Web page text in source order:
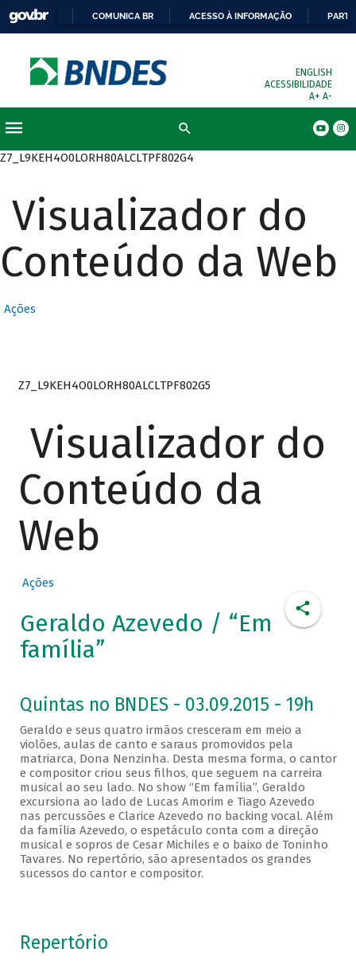
COMUNICA BR ACESSO À INFORMAÇÃO
ENGLISH
ACESSIBILIDADE
A+ A-
Z7_L9KEH4O0LORH80ALCLTPF802G4
Visualizador do
Conteúdo da Web
Ações
Z7_L9KEH4O0LORH80ALCLTPF802G5
Visualizador do
Conteúdo da
Web
Ações
Geraldo Azevedo / “Em
família”
Quintas no BNDES - 03.09.2015 - 19h
Geraldo e seus quatro irmãos cresceram em meio a
violões, aulas de canto e saraus promovidos pela
matriarca, Dona Nenzinha. Desta mesma forma, o cantor
e compositor criou seus filhos, que seguem na carreira
musical ao seu lado. No show “Em família”, Geraldo
excursiona ao lado de Lucas Amorim e Tiago Azevedo
nas percussões e Clarice Azevedo no backing vocal. Além
da família Azevedo, o espetáculo conta com a direção
musical e sopros de Cesar Michiles e o baixo de Toninho
Tavares. No repertório, são apresentados os grandes
sucessos do cantor e compositor.
Repertório